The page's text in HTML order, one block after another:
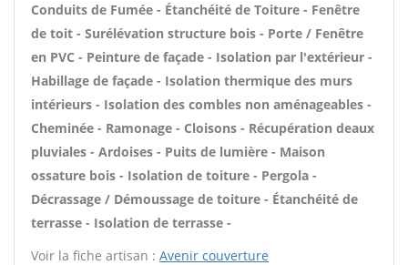
Conduits de Fumée - Étanchéité de Toiture - Fenêtre
de toit - Surélévation structure bois - Porte / Fenêtre
en PVC - Peinture de façade - Isolation par l'extérieur -
Habillage de façade - Isolation thermique des murs
intérieurs - Isolation des combles non aménageables -
Cheminée - Ramonage - Cloisons - Récupération deaux
pluviales - Ardoises - Puits de lumière - Maison
ossature bois - Isolation de toiture - Pergola -
Décrassage / Démoussage de toiture - Étanchéité de
terrasse - Isolation de terrasse -
Voir la fiche artisan : Avenir couverture